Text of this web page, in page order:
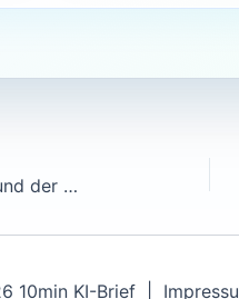
Google Chrome 127: AI Overviews und der Suchmaschinen-Schock für KMU-Sichtbarkeit (Juni 2026)
10min KI-Brief |